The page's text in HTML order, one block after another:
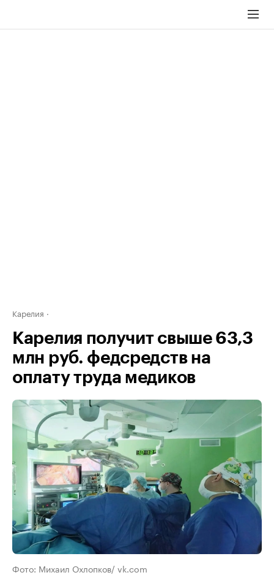
Карелия
Карелия получит свыше 63,3
млн руб. федсредств на
оплату труда медиков
Фото: Михаил Охлопков/ vk.com